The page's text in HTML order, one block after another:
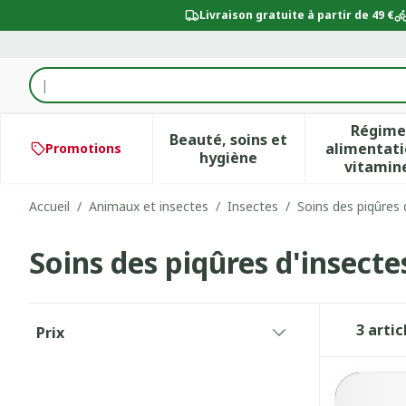
Livraison gratuite à partir de 49 €
Rechercher
Promotions
Beauté, soins et
hygièneAfficher le sous-menu
Accueil / Animaux et insectes / Insectes / Soins des piqûres
Soins des piqûres
Prix
3